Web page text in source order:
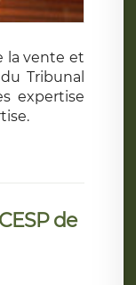
la vente et
Tribunal
expertise
de